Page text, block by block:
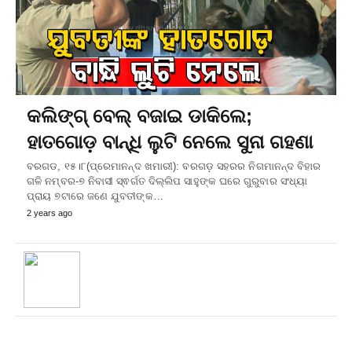
କଲିଙ୍ଗ୍ ବେଲ୍ ବଜାଇ ଡାକିଲେ;
ହାତଗୋଡ଼ ବାନ୍ଧି ଲୁଟି ନେଲେ ସୁନା ଗହଣା
ବରଗଡ, ୧୫।୮(ପ୍ରେମାନନ୍ଦ ଖମାରୀ): ବରଗଡ଼ ସହରର ନିଗମାନନ୍ଦ ବିହାର
ଗଳି ନମ୍ବର-୭ ନିବାସୀ ସ୍ଵର୍ଗତ ଦିଲ୍ଲିପ ସାହୁଙ୍କ ଘରେ ଗୁରୁବାର ସଂଧ୍ୟା
ପ୍ରାୟ ୭ଟାରେ ଜଣେ ଯୁବତୀଙ୍କ…
2 years ago